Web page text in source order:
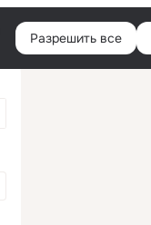
Разрешить все